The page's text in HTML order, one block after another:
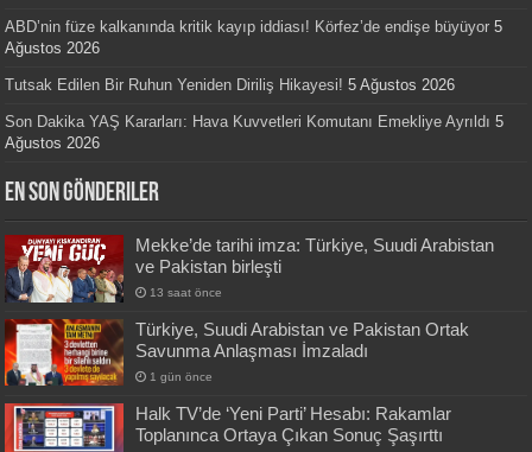
ABD’nin füze kalkanında kritik kayıp iddiası! Körfez’de endişe büyüyor 5
Ağustos 2026
Tutsak Edilen Bir Ruhun Yeniden Diriliş Hikayesi! 5 Ağustos 2026
Son Dakika YAŞ Kararları: Hava Kuvvetleri Komutanı Emekliye Ayrıldı 5
Ağustos 2026
En Son Gönderiler
Mekke’de tarihi imza: Türkiye, Suudi Arabistan
ve Pakistan birleşti
13 saat önce
Türkiye, Suudi Arabistan ve Pakistan Ortak
Savunma Anlaşması İmzaladı
1 gün önce
Halk TV’de ‘Yeni Parti’ Hesabı: Rakamlar
Toplanınca Ortaya Çıkan Sonuç Şaşırttı